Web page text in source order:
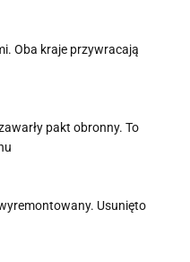
Oba kraje przywracają
pakt obronny. To
Usunięto